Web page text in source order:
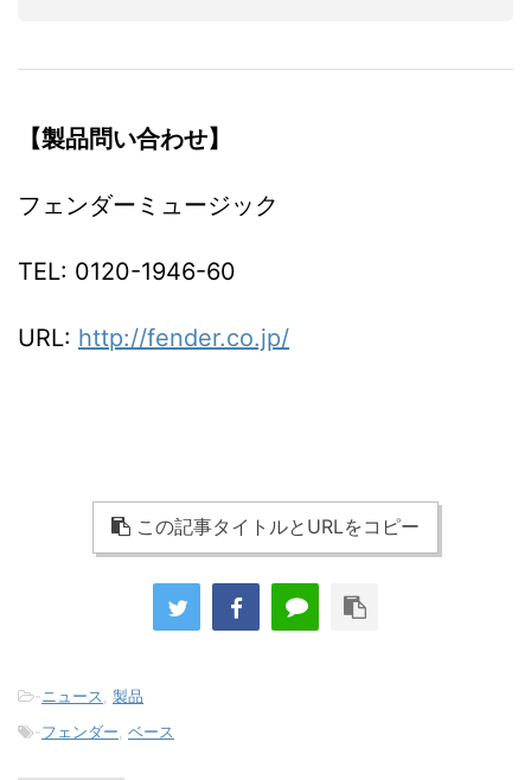
【製品問い合わせ】
フェンダーミュージック
TEL: 0120-1946-60
URL: http://fender.co.jp/
この記事タイトルとURLをコピー
-ニュース, 製品
-フェンダー, ベース